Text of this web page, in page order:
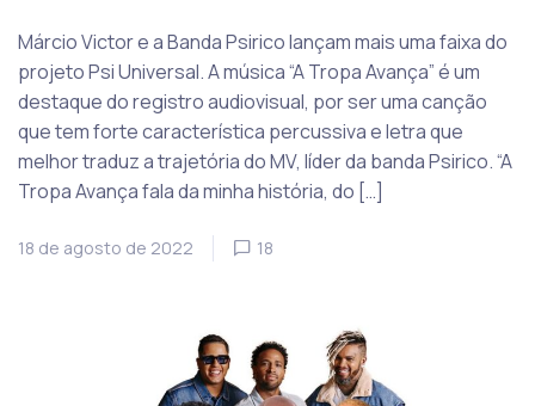
Márcio Victor e a Banda Psirico lançam mais uma faixa do
projeto Psi Universal. A música “A Tropa Avança” é um
destaque do registro audiovisual, por ser uma canção
que tem forte característica percussiva e letra que
melhor traduz a trajetória do MV, líder da banda Psirico. “A
Tropa Avança fala da minha história, do […]
18 de agosto de 2022 18